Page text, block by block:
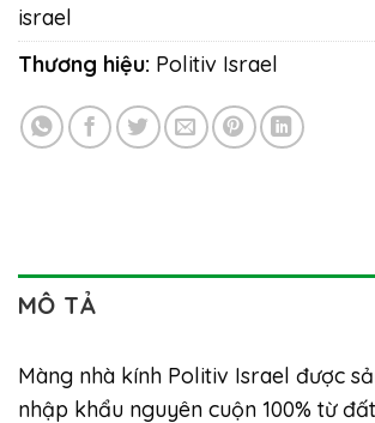
israel
Thương hiệu: Politiv Israel
MÔ TẢ
Màng nhà kính Politiv Israel được
nhập khẩu nguyên cuộn 100% từ